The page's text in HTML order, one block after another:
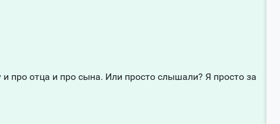
про отца и про сына. Или просто слышали? Я просто за